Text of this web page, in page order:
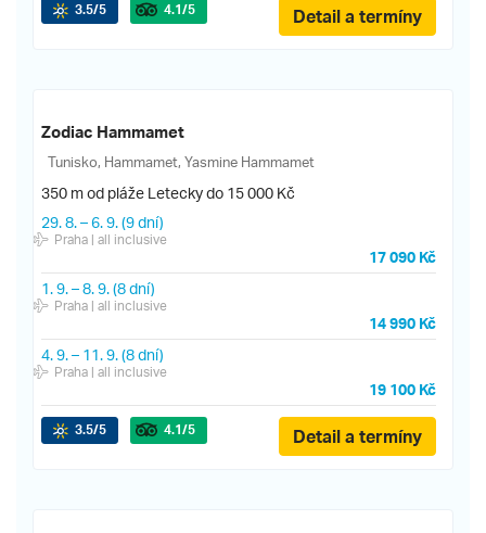
3.5/5 4.1/5 Detail a termíny
Zodiac Hammamet
Tunisko, Hammamet, Yasmine Hammamet
350 m od pláže Letecky do 15 000 Kč
29. 8.–6. 9.(9 dní)
Praha| all inclusive
17 090 Kč
1. 9.–8. 9.(8 dní)
Praha| all inclusive
14 990 Kč
4. 9.– 11. 9.(8 dní)
Praha| all inclusive
19 100 Kč
3.5/5 4.1/5 Detail a termíny